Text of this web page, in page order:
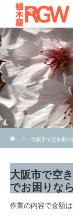
大阪市で空き家
大阪市で空
でお困りな
作業の内容で金額